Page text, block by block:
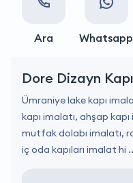
Ara Whatsapp
Dore Dizayn
Ümraniye lake kapı
kapı imalatı, ahşap
mutfak dolabı imalatı,
iç oda kapıları imalat hi